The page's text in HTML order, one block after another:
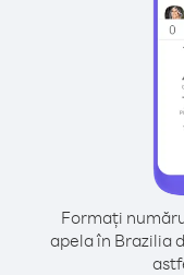
Formați
apela în Brazilia